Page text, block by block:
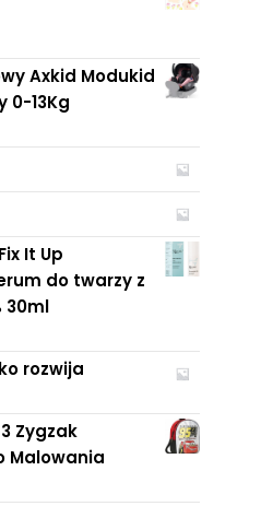
Axkid Modukid
0-13Kg
It Up
do twarzy z
30ml
rozwija
Zygzak
Malowania